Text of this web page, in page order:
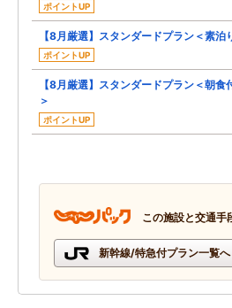
ポイントUP
【8月厳選】スタンダードプラン＜素泊
ポイントUP
【8月厳選】スタンダードプラン＜朝食
＞
ポイントUP
この施設と交通手
新幹線/特急付プラン一覧へ